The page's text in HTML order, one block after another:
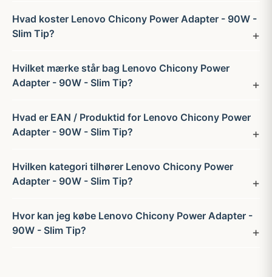
Hvad koster Lenovo Chicony Power Adapter - 90W -
Slim Tip?
Hvilket mærke står bag Lenovo Chicony Power
Adapter - 90W - Slim Tip?
Hvad er EAN / Produktid for Lenovo Chicony Power
Adapter - 90W - Slim Tip?
Hvilken kategori tilhører Lenovo Chicony Power
Adapter - 90W - Slim Tip?
Hvor kan jeg købe Lenovo Chicony Power Adapter -
90W - Slim Tip?